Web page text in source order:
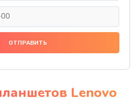
задней крышки
Lenovo